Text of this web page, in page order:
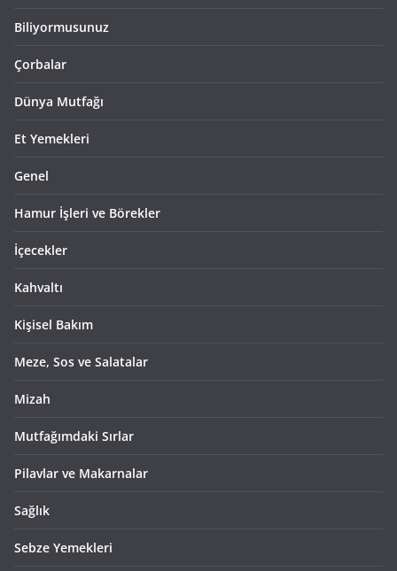
Biliyormusunuz
Çorbalar
Dünya Mutfağı
Et Yemekleri
Genel
Hamur İşleri ve Börekler
İçecekler
Kahvaltı
Kişisel Bakım
Meze, Sos ve Salatalar
Mizah
Mutfağımdaki Sırlar
Pilavlar ve Makarnalar
Sağlık
Sebze Yemekleri